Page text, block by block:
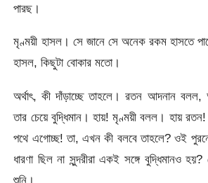
পারছ।
মৃণ্ময়ী হাসল। সে জানে সে অনেক রকম হাসতে
হাসল, কিছুটা বোকার মতো।
অর্থাৎ, কী দাঁড়াচ্ছে তাহলে। রতন আদনান বলল,
তার চেয়ে বুদ্ধিমান। হায়! মৃণ্ময়ী বলল। হায় রতন!
পথে এগোচ্ছ! তা, এখন কী বলবে তাহলে? ওই
ধারণা ছিল না সুন্দরীরা একই সঙ্গে বুদ্ধিমানও
শুনি।